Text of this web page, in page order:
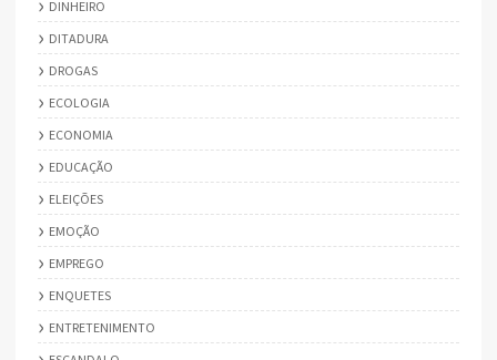
DINHEIRO
DITADURA
DROGAS
ECOLOGIA
ECONOMIA
EDUCAÇÃO
ELEIÇÕES
EMOÇÃO
EMPREGO
ENQUETES
ENTRETENIMENTO